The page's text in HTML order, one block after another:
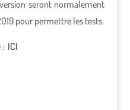
seront normalement
pour permettre les tests.
: ICI